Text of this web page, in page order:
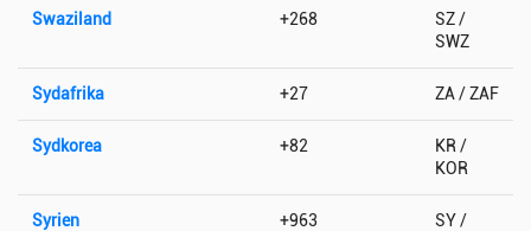
Swaziland +268
SZ /
SWZ
Sydafrika +27 ZA / ZAF
Sydkorea +82
KR /
KOR
Syrien +963
SY /